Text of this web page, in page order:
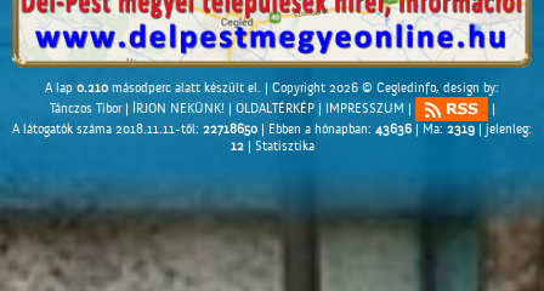
A lap 0.210 másodperc alatt készült el. | Copyright 2026 © Cegledinfo, design by:
Tánczos Tibor| ÍRJON NEKÜNK!| OLDALTÉRKÉP| IMPRESSZUM |
|
A látogatók száma 2018.11.11-től: 22718650 | Ebben a hónapban: 43636 | Ma: 2319 | jelenleg:
12| Statisztika